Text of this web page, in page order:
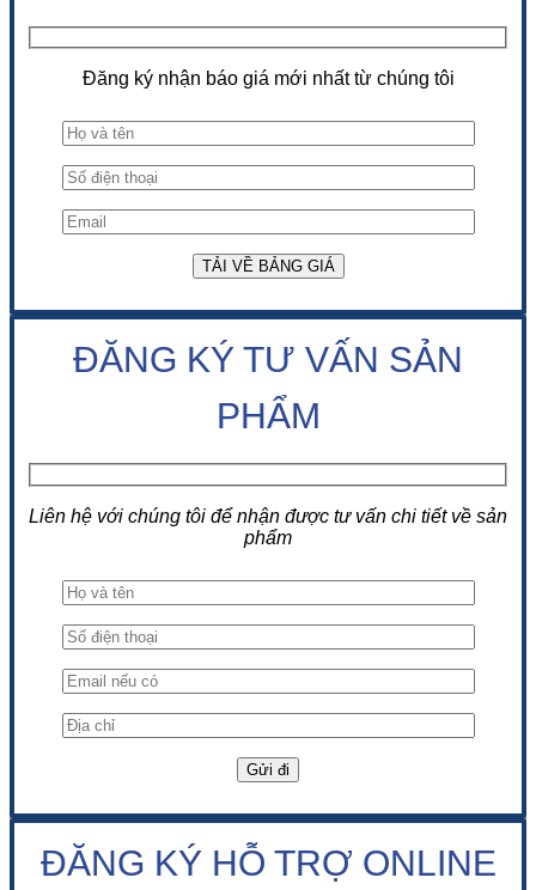
Đăng ký nhận báo giá mới nhất từ chúng tôi
ĐĂNG KÝ TƯ VẤN SẢN
PHẨM
Liên hệ với chúng tôi để nhận được tư vấn chi tiết về sản
phẩm
ĐĂNG KÝ HỖ TRỢ ONLINE